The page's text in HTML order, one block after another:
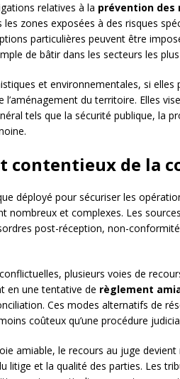
relatives à la prévention des
zones exposées à des risques
particulières peuvent être
de bâtir dans les secteurs les
et environnementales, si
l’aménagement du territoire. Elles
tels que la sécurité publique, la
contentieux de la
déployé pour sécuriser les
nombreux et complexes. Les
post-réception, non-
plusieurs voies de
en une tentative de règlement
Ces modes alternatifs de
coûteux qu’une procédure
amiable, le recours au juge
litige et la qualité des parties. Les